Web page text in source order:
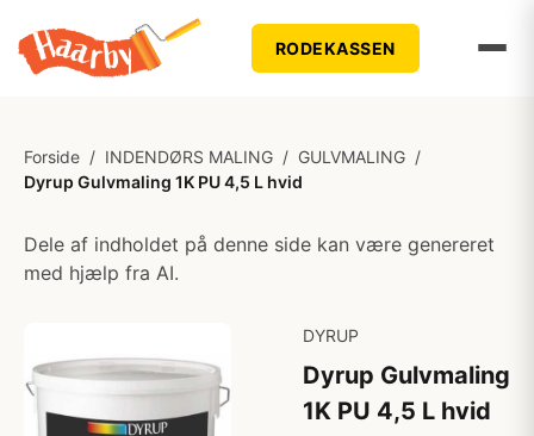
RODEKASSEN
Forside / INDENDØRS MALING / GULVMALING /
Dyrup Gulvmaling 1K PU 4,5 L hvid
Dele af indholdet på denne side kan være genereret
med hjælp fra AI.
DYRUP
Dyrup Gulvmaling
1K PU 4,5 L hvid